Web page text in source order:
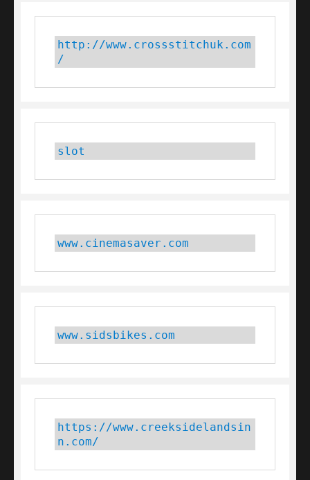
http://www.crossstitchuk.com
/
slot
www.cinemasaver.com
www.sidsbikes.com
https://www.creeksidelandsin
n.com/